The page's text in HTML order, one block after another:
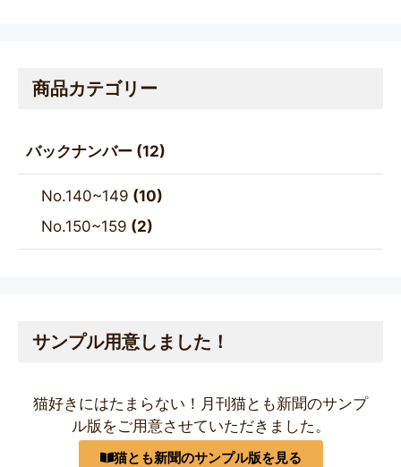
商品カテゴリー
バックナンバー (12)
No.140~149 (10)
No.150~159 (2)
サンプル用意しました！
猫好きにはたまらない！月刊猫とも新聞のサンプ
ル版をご用意させていただきました。
猫とも新聞のサンプル版を見る